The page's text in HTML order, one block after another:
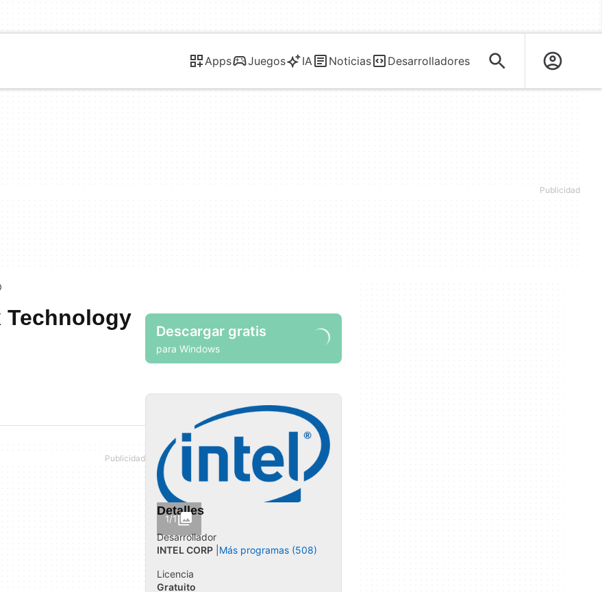
Apps Juegos IA Noticias Desarrolladores
Technology
Descargar gratis
para Windows
1/1
Detalles
Desarrollador
INTEL CORP Más programas (508)
Licencia
Gratuito